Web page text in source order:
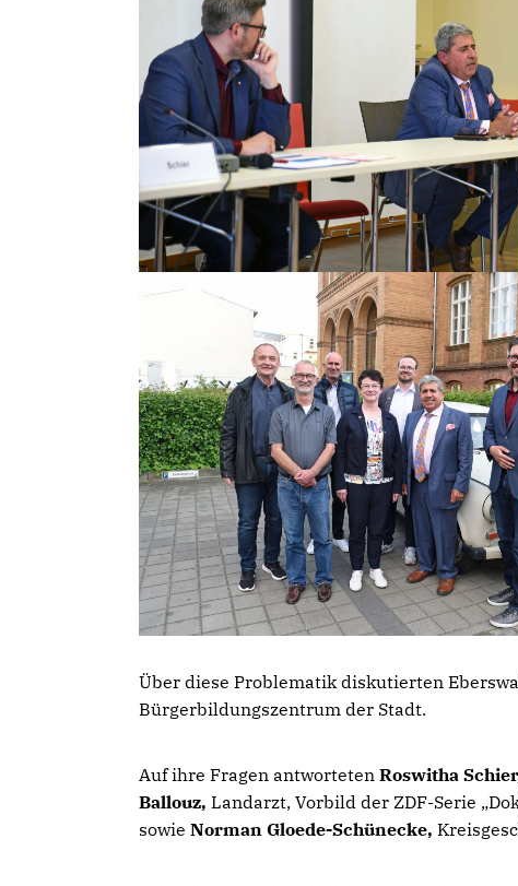
Über diese Problematik diskutierten
Bürgerbildungszentrum der Stadt.
Auf ihre Fragen antworteten Roswitha
Ballouz, Landarzt, Vorbild der ZDF-Serie
sowie Norman Gloede-Schünecke,